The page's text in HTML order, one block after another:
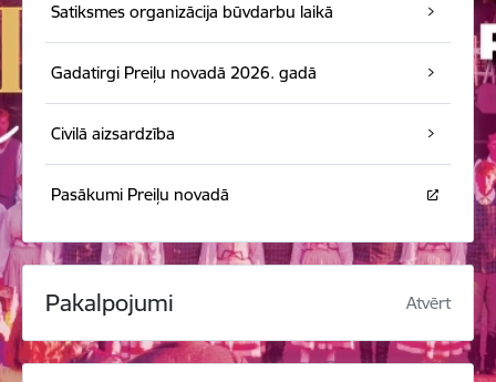
Satiksmes organizācija būvdarbu laikā
Gadatirgi Preiļu novadā 2026. gadā
Civilā aizsardzība
Pasākumi Preiļu novadā
Pakalpojumi Atvērt